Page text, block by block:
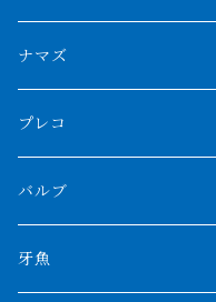
ブルレッド
特殊個体
紅龍
シルバーアロワナ
ブラックアロワナ
ノーザンバラムンディ
その他アロワナ
ナイジェリア
ナポレオンビチャー
バロ川
ビキールビキール
トゥルカナ湖
オモ川
タンガニーカビチャー
アンソルギー
コウロントン
チャンナバルカ
大型スネークヘッド
中型スネークヘッド
小型スネークヘッド
ナマズ
プレコ
バルブ
牙魚